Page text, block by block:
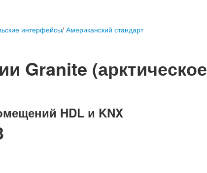
интерфейсы/ Американский стандарт
Granite (арктическое
HDL и KNX